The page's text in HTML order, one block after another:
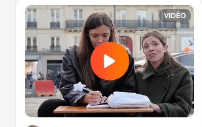
Marketing
VIDÉO